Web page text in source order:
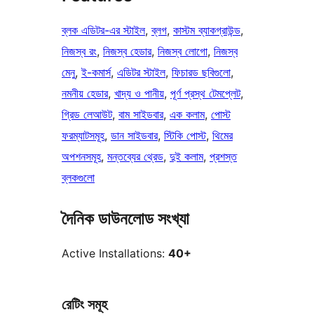
ব্লক এডিটর-এর স্টাইল, ব্লগ, কাস্টম ব্যাকগ্রাউন্ড
নিজস্ব রং, নিজস্ব হেডার, নিজস্ব লোগো, নিজস্ব
মেনু, ই-কমার্স, এডিটর স্টাইল, ফিচারড ছবিগুলো
নমনীয় হেডার, খাদ্য ও পানীয়, পূর্ণ প্রস্থ টেমপ্লেট
গ্রিড লেআউট, বাম সাইডবার, এক কলাম, পোস্ট
ফরম্যাটসমূহ, ডান সাইডবার, স্টিকি পোস্ট, থিমের
অপশনসমূহ, মন্তব্যের থ্রেড, দুই কলাম, প্রশস্ত
ব্লকগুলো
দৈনিক ডাউনলোড সংখ্যা
Active Installations: 40+
রেটিং সমূহ